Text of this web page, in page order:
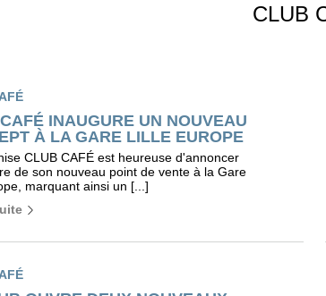
CLUB
INAUGURE UN NOUVEAU
À LA GARE LILLE EUROPE
CLUB CAFÉ est heureuse d'annoncer
de son nouveau point de vente à la Gare
marquant ainsi un [...]